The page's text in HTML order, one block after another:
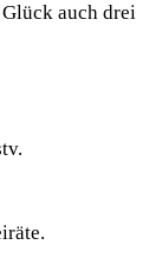
auch drei